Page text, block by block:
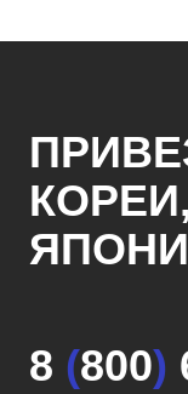
КОРЕИ,
8 (800)